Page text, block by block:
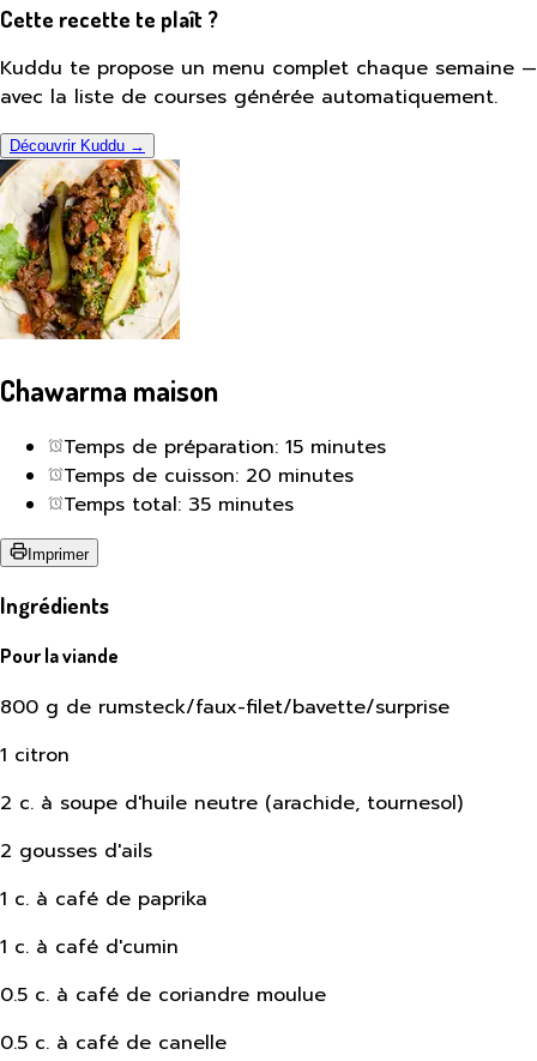
Cette recette te plaît ?
Kuddu te propose un menu complet chaque semaine —
avec la liste de courses générée automatiquement.
Découvrir Kuddu →
Chawarma maison
Temps de préparation: 15 minutes
Temps de cuisson: 20 minutes
Temps total: 35 minutes
Imprimer
Ingrédients
Pour la viande
800 g de rumsteck/faux-filet/bavette/surprise
1 citron
2 c. à soupe d'huile neutre (arachide, tournesol)
2 gousses d'ails
1 c. à café de paprika
1 c. à café d'cumin
0.5 c. à café de coriandre moulue
0.5 c. à café de canelle